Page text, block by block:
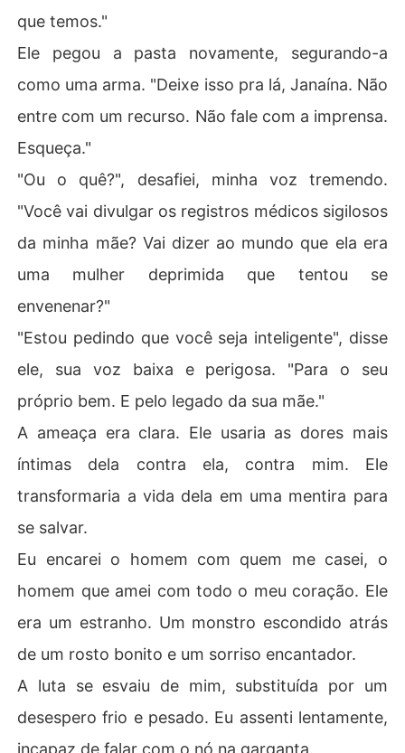
que temos."
Ele pegou a pasta novamente, segurando-a
como uma arma. "Deixe isso pra lá, Janaína. Não
entre com um recurso. Não fale com a imprensa.
Esqueça."
"Ou o quê?", desafiei, minha voz tremendo.
"Você vai divulgar os registros médicos sigilosos
da minha mãe? Vai dizer ao mundo que ela era
uma mulher deprimida que tentou se
envenenar?"
"Estou pedindo que você seja inteligente", disse
ele, sua voz baixa e perigosa. "Para o seu
próprio bem. E pelo legado da sua mãe."
A ameaça era clara. Ele usaria as dores mais
íntimas dela contra ela, contra mim. Ele
transformaria a vida dela em uma mentira para
se salvar.
Eu encarei o homem com quem me casei, o
homem que amei com todo o meu coração. Ele
era um estranho. Um monstro escondido atrás
de um rosto bonito e um sorriso encantador.
A luta se esvaiu de mim, substituída por um
desespero frio e pesado. Eu assenti lentamente,
incapaz de falar com o nó na garganta.